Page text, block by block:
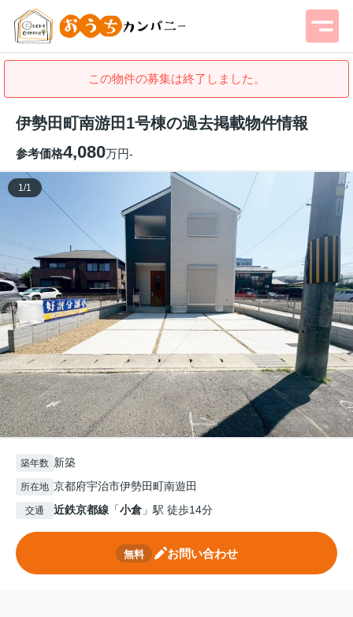
この物件の募集は終了しました。
伊勢田町南游田1号棟の過去掲載物件情報
参考価格4,080万円-
1 /1
築年数 新築
所在地 京都府宇治市伊勢田町南遊田
交通 近鉄京都線 「小倉 」駅 徒歩14分
無料 お問い合わせ